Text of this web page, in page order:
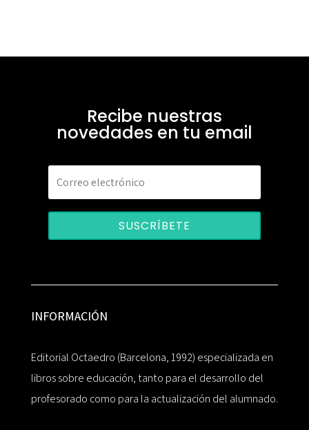
Recibe nuestras
novedades en tu email
SUSCRÍBETE
INFORMACIÓN
Editorial Octaedro (Barcelona, 1992) especializada en
libros sobre educación, tanto para el desarrollo del
profesorado como para la actualización del alumnado.